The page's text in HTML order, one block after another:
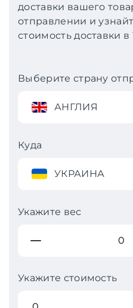
доставки вашего
отправлении и
стоимость доставки в
Выберите страну
АНГЛИЯ
Куда
УКРАИНА
Укажите вес
Укажите стоимость